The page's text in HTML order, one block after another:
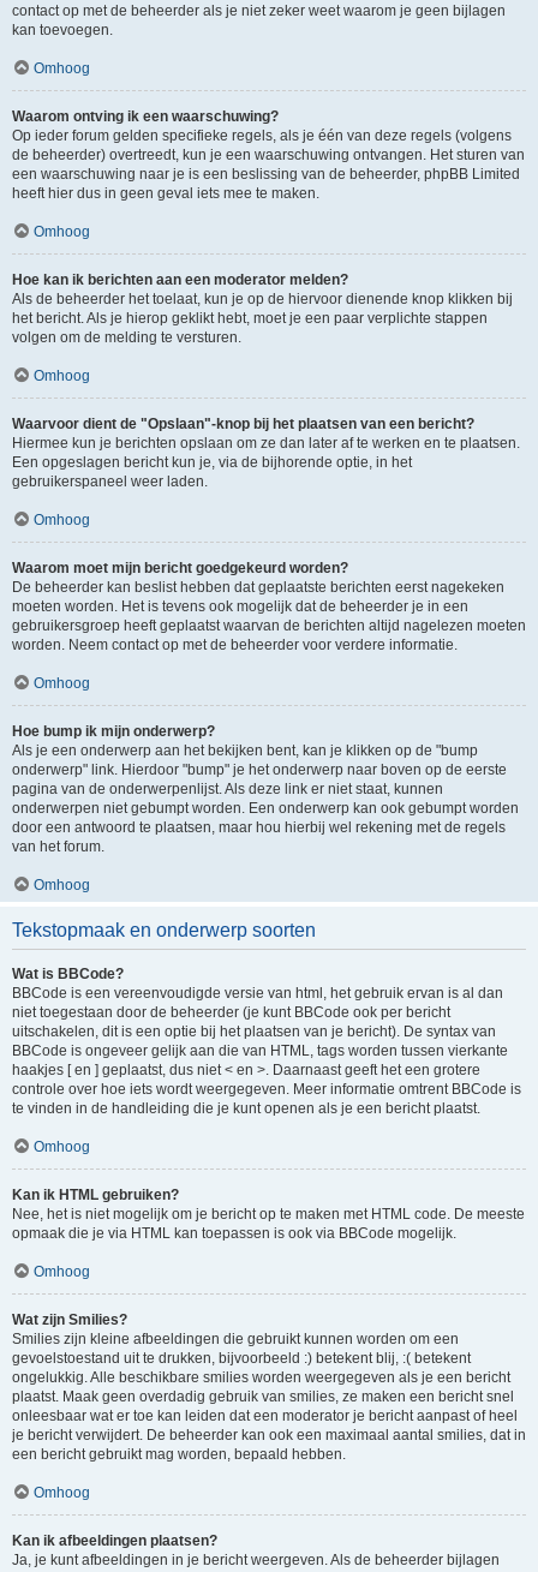
contact op met de beheerder als je niet zeker weet waarom je geen bijlagen
kan toevoegen.
Omhoog
Waarom ontving ik een waarschuwing?
Op ieder forum gelden specifieke regels, als je één van deze regels (volgens
de beheerder) overtreedt, kun je een waarschuwing ontvangen. Het sturen van
een waarschuwing naar je is een beslissing van de beheerder, phpBB Limited
heeft hier dus in geen geval iets mee te maken.
Omhoog
Hoe kan ik berichten aan een moderator melden?
Als de beheerder het toelaat, kun je op de hiervoor dienende knop klikken bij
het bericht. Als je hierop geklikt hebt, moet je een paar verplichte stappen
volgen om de melding te versturen.
Omhoog
Waarvoor dient de "Opslaan"-knop bij het plaatsen van een bericht?
Hiermee kun je berichten opslaan om ze dan later af te werken en te plaatsen.
Een opgeslagen bericht kun je, via de bijhorende optie, in het
gebruikerspaneel weer laden.
Omhoog
Waarom moet mijn bericht goedgekeurd worden?
De beheerder kan beslist hebben dat geplaatste berichten eerst nagekeken
moeten worden. Het is tevens ook mogelijk dat de beheerder je in een
gebruikersgroep heeft geplaatst waarvan de berichten altijd nagelezen moeten
worden. Neem contact op met de beheerder voor verdere informatie.
Omhoog
Hoe bump ik mijn onderwerp?
Als je een onderwerp aan het bekijken bent, kan je klikken op de "bump
onderwerp" link. Hierdoor "bump" je het onderwerp naar boven op de eerste
pagina van de onderwerpenlijst. Als deze link er niet staat, kunnen
onderwerpen niet gebumpt worden. Een onderwerp kan ook gebumpt worden
door een antwoord te plaatsen, maar hou hierbij wel rekening met de regels
van het forum.
Omhoog
Tekstopmaak en onderwerp soorten
Wat is BBCode?
BBCode is een vereenvoudigde versie van html, het gebruik ervan is al dan
niet toegestaan door de beheerder (je kunt BBCode ook per bericht
uitschakelen, dit is een optie bij het plaatsen van je bericht). De syntax van
BBCode is ongeveer gelijk aan die van HTML, tags worden tussen vierkante
haakjes [ en ] geplaatst, dus niet < en >. Daarnaast geeft het een grotere
controle over hoe iets wordt weergegeven. Meer informatie omtrent BBCode is
te vinden in de handleiding die je kunt openen als je een bericht plaatst.
Omhoog
Kan ik HTML gebruiken?
Nee, het is niet mogelijk om je bericht op te maken met HTML code. De meeste
opmaak die je via HTML kan toepassen is ook via BBCode mogelijk.
Omhoog
Wat zijn Smilies?
Smilies zijn kleine afbeeldingen die gebruikt kunnen worden om een
gevoelstoestand uit te drukken, bijvoorbeeld :) betekent blij, :( betekent
ongelukkig. Alle beschikbare smilies worden weergegeven als je een bericht
plaatst. Maak geen overdadig gebruik van smilies, ze maken een bericht snel
onleesbaar wat er toe kan leiden dat een moderator je bericht aanpast of heel
je bericht verwijdert. De beheerder kan ook een maximaal aantal smilies, dat in
een bericht gebruikt mag worden, bepaald hebben.
Omhoog
Kan ik afbeeldingen plaatsen?
Ja, je kunt afbeeldingen in je bericht weergeven. Als de beheerder bijlagen